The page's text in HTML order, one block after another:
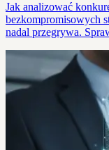
Jak analizować
bezkompromisowych
nadal przegrywa.